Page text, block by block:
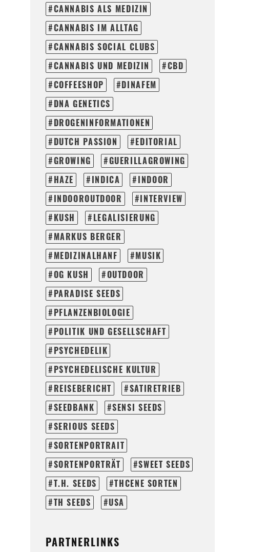
CANNABIS ALS MEDIZIN
CANNABIS IM ALLTAG
CANNABIS SOCIAL CLUBS
CANNABIS UND MEDIZIN
CBD
COFFEESHOP
DINAFEM
DNA GENETICS
DROGENINFORMATIONEN
DUTCH PASSION
EDITORIAL
GROWING
GUERILLAGROWING
HAZE
INDICA
INDOOR
INDOOROUTDOOR
INTERVIEW
KUSH
LEGALISIERUNG
MARKUS BERGER
MEDIZINALHANF
MUSIK
OG KUSH
OUTDOOR
PARADISE SEEDS
PFLANZENBIOLOGIE
POLITIK UND GESELLSCHAFT
PSYCHEDELIK
PSYCHEDELISCHE KULTUR
REISEBERICHT
SATIRETRIEB
SEEDBANK
SENSI SEEDS
SERIOUS SEEDS
SORTENPORTRAIT
SORTENPORTRÄT
SWEET SEEDS
T.H. SEEDS
THCENE SORTEN
TH SEEDS
USA
PARTNERLINKS